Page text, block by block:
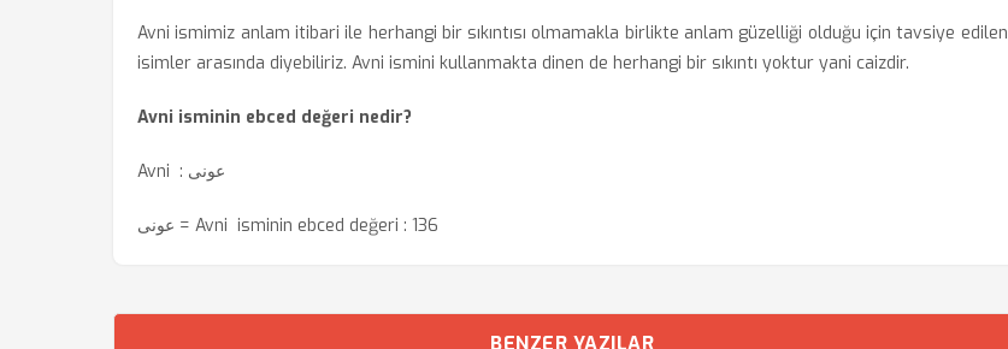
Avni ismimiz anlam itibari ile herhangi bir sıkıntısı olmamakla birlikte anlam güzelliği olduğu için tavsiye edilen
isimler arasında diyebiliriz. Avni ismini kullanmakta dinen de herhangi bir sıkıntı yoktur yani caizdir.
Avni isminin ebced değeri nedir?
Avni : عونی
عونی = Avni isminin ebced değeri : 136
BENZER YAZILAR